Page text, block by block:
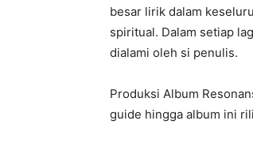
besar lirik dalam
spiritual. Dalam setiap
dialami oleh si penulis.
Produksi Album
guide hingga album ini